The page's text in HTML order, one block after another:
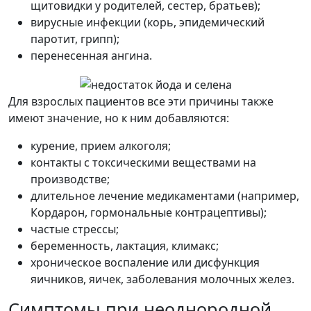
щитовидки у родителей, сестер, братьев);
вирусные инфекции (корь, эпидемический
паротит, грипп);
перенесенная ангина.
Для взрослых пациентов все эти причины также
имеют значение, но к ним добавляются:
курение, прием алкоголя;
контакты с токсическими веществами на
производстве;
длительное лечение медикаментами (например,
Кордарон, гормональные контрацептивы);
частые стрессы;
беременность, лактация, климакс;
хроническое воспаление или дисфункция
яичников, яичек, заболевания молочных желез.